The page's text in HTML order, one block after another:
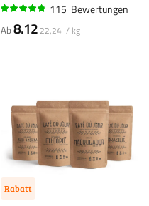
92%
115 Bewertungen
Ab8.12 22,24 / kg
Rabatt